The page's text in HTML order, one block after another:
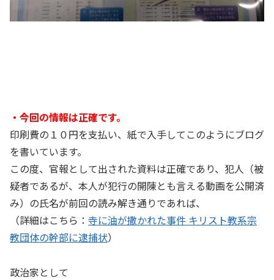
・今回の情報は正確です。
印刷費の１０円を支払い、紙で入手してこのようにブログ
を書いています。
この度、官報として出された資料は正確であり、犯人（被
疑者であるが、本人が犯行の開陳とも言える動画を公開済
み）の氏名が前回の読み解き通りであれば、
（詳細はこちら： 寺に油が撒かれた事件 キリスト教系宗
教団体の幹部に逮捕状）
政治家として